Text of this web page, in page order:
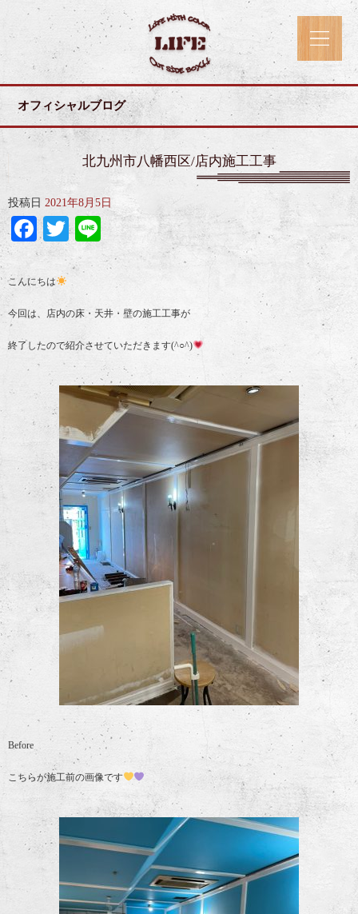
オフィシャルブログ
北九州市八幡西区/店内施工工事
投稿日 2021年8月5日
Facebook
Twitter
Line
こんにちは
今回は、店内の床・天井・壁の施工工事が
終了したので紹介させていただきます(^○^)
Before
こちらが施工前の画像です